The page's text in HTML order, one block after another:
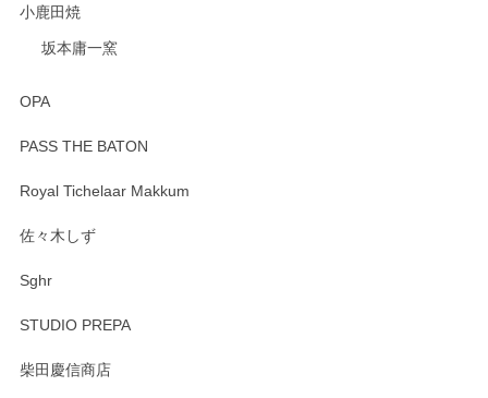
小鹿田焼
坂本庸一窯
OPA
PASS THE BATON
Royal Tichelaar Makkum
佐々木しず
Sghr
STUDIO PREPA
柴田慶信商店